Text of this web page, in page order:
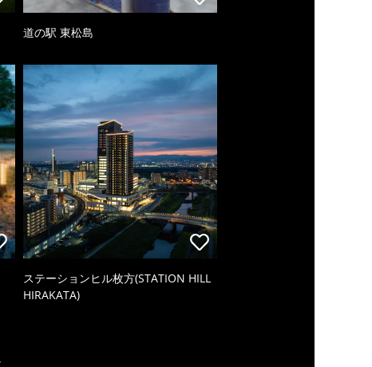
道の駅 東松島
ステーションヒル枚方(STATION HILL
HIRAKATA)